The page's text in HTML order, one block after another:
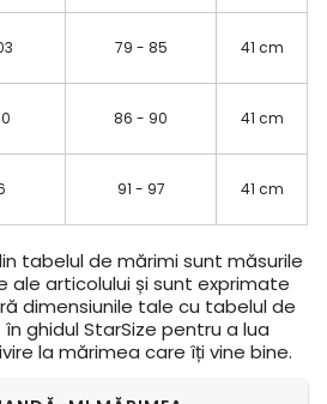
79 - 85 41 cm
86 - 90 41 cm
91 - 97 41 cm
tabelul de mărimi sunt măsurile
ale articolului și sunt exprimate
dimensiunile tale cu tabelul de
ghidul StarSize pentru a lua
la mărimea care îți vine bine.